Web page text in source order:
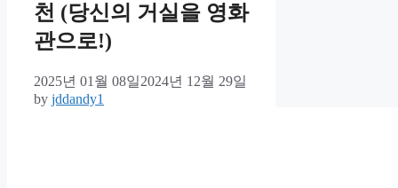
천 (당신의 거실을 영화
관으로!)
2025년 01월 08일2024년 12월 29일
by jddandy1